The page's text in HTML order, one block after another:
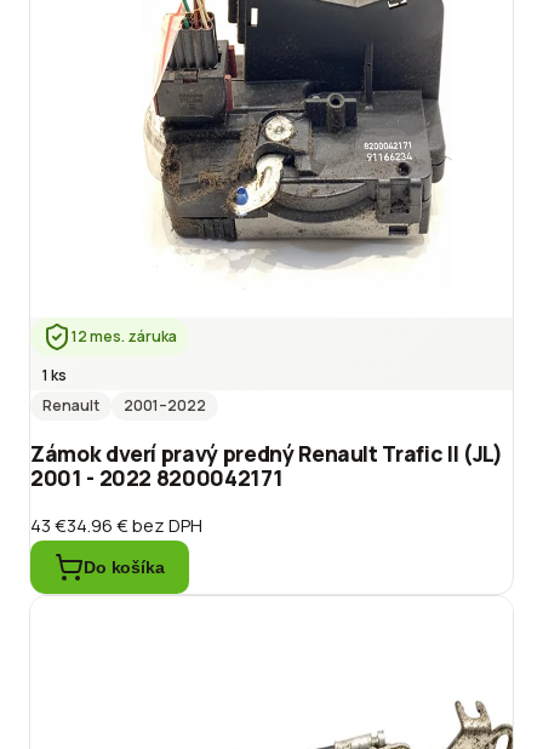
12 mes. záruka
1 ks
Renault
2001–2022
Zámok dverí pravý predný Renault Trafic II (JL)
2001 - 2022 8200042171
43 €34.96 €bez DPH
Do košíka